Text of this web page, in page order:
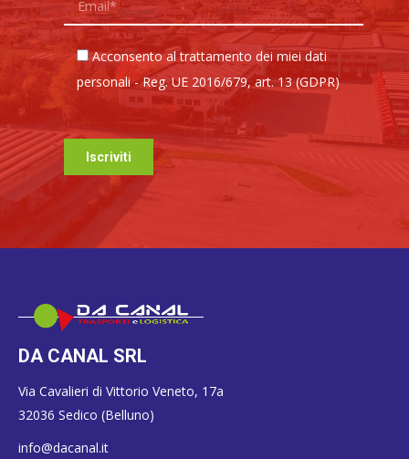
Acconsento al trattamento dei miei dati
personali - Reg. UE 2016/679, art. 13 (GDPR)
DA CANAL SRL
Via Cavalieri di Vittorio Veneto, 17a
32036 Sedico (Belluno)
info@dacanal.it